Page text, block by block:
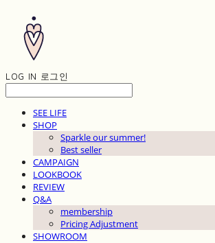
LOG IN 로그인
SEE LIFE
SHOP
Sparkle our summer!
Best seller
CAMPAIGN
LOOKBOOK
REVIEW
Q&A
membership
Pricing Adjustment
SHOWROOM